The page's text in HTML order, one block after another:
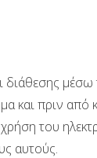
και πριν
του
αυτούς.